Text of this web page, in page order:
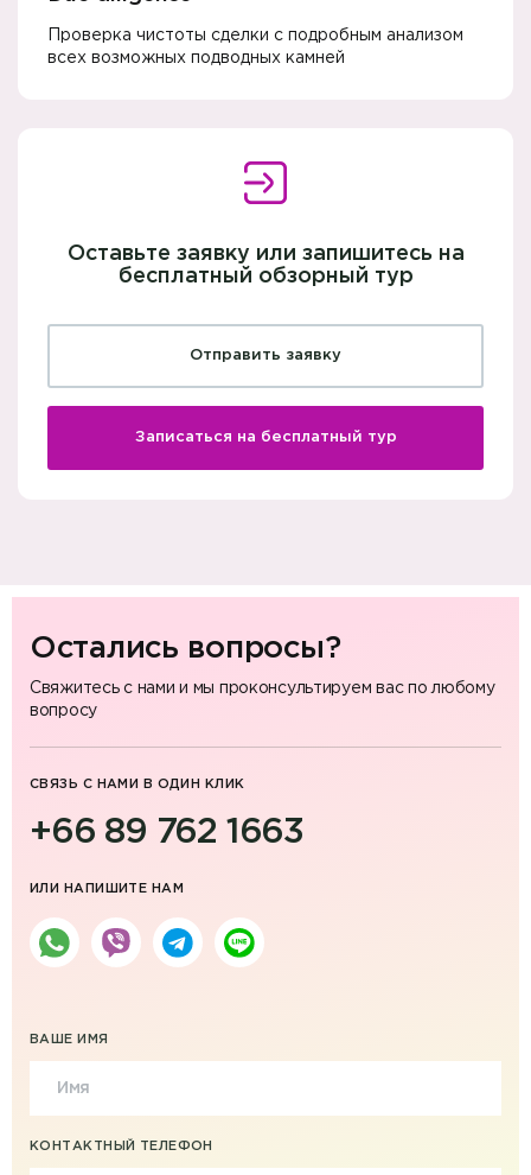
Проверка чистоты сделки с подробным анализом
всех возможных подводных камней
Оставьте заявку или запишитесь на
бесплатный обзорный тур
Отправить заявку
Записаться на бесплатный тур
Остались вопросы?
Свяжитесь с нами и мы проконсультируем вас по любому
вопросу
СВЯЗЬ С НАМИ В ОДИН КЛИК
+66 89 762 1663
ИЛИ НАПИШИТЕ НАМ
ВАШЕ ИМЯ
КОНТАКТНЫЙ ТЕЛЕФОН